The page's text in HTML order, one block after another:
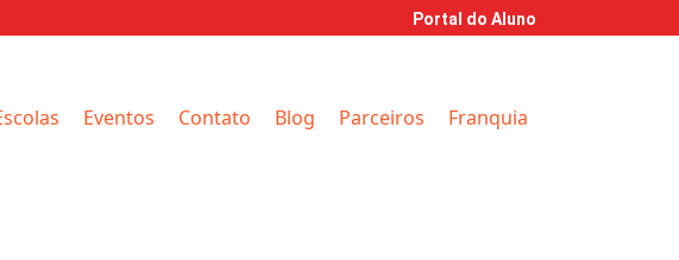
Portal do Aluno
Eventos Contato Blog Parceiros Franquia